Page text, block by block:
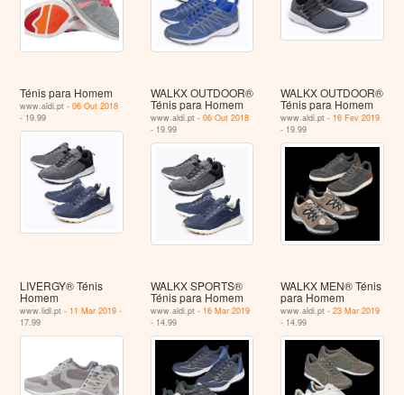
Ténis para Homem
www.aldi.pt -06 Out 2018
- 19.99
WALKX OUTDOOR®
Ténis para Homem
www.aldi.pt - 06 Out 2018
- 19.99
WALKX OUTDOOR®
Ténis para Homem
www.aldi.pt - 16 Fev 2019
- 19.99
LIVERGY® Ténis
Homem
www.lidl.pt - 11 Mar 2019 -
17.99
WALKX SPORTS®
Ténis para Homem
www.aldi.pt - 16 Mar 2019
- 14.99
WALKX MEN® Ténis
para Homem
www.aldi.pt -23 Mar 2019
- 14.99